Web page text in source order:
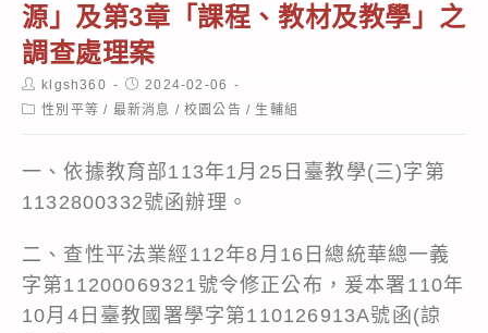
源」及第3章「課程、教材及教學」之
調查處理案
Post
author:
klgsh360
Post
published:
2024-02-06
Post性別平等 / 最新消息 / 校園公告 / 生輔組
一、依據教育部113年1月25日臺教學(三)字第
1132800332號函辦理。
二、查性平法業經112年8月16日總統華總一義
字第11200069321號令修正公布，爰本署110年
10月4日臺教國署學字第110126913A號函(諒